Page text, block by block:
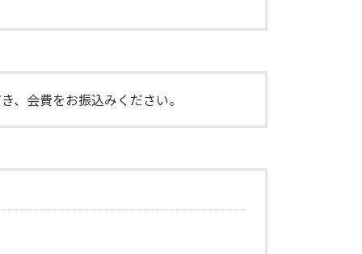
、会費をお振込みください。